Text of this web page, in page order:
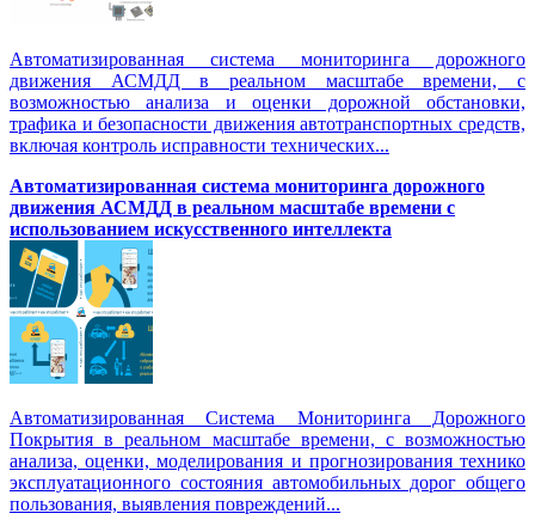
Автоматизированная система мониторинга дорожного
движения АСМДД в реальном масштабе времени, с
возможностью анализа и оценки дорожной обстановки,
трафика и безопасности движения автотранспортных средств,
включая контроль исправности технических...
Автоматизированная cистема мониторинга дорожного
движения АСМДД в реальном масштабе времени с
использованием искусственного интеллекта
Автоматизированная Система Мониторинга Дорожного
Покрытия в реальном масштабе времени, с возможностью
анализа, оценки, моделирования и прогнозирования технико
эксплуатационного состояния автомобильных дорог общего
пользования, выявления повреждений...